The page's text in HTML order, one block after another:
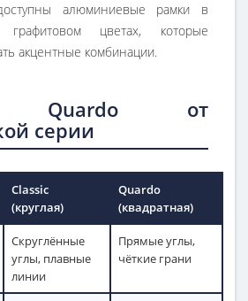
алюминиевые рамки в
цветах, которые
акцентные комбинации.
Quardo от
серии
Classic
(круглая)
Quardo
(квадратная)
Скруглённые
углы, плавные
линии
Прямые углы,
чёткие грани